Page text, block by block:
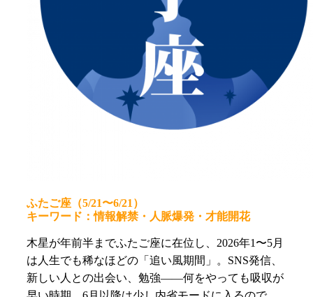
ふたご座（5/21〜6/21）
キーワード：情報解禁・人脈爆発・才能開花
木星が年前半までふたご座に在位し、2026年1〜5月
は人生でも稀なほどの「追い風期間」。SNS発信、
新しい人との出会い、勉強——何をやっても吸収が